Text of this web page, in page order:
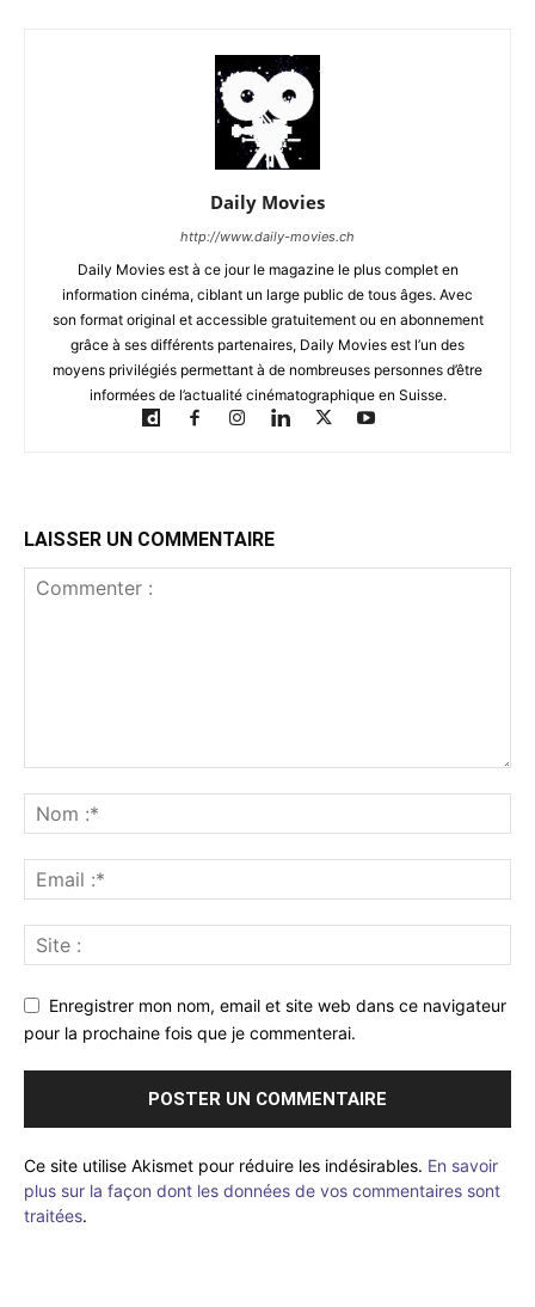
Daily Movies
http://www.daily-movies.ch
Daily Movies est à ce jour le magazine le plus complet en
information cinéma, ciblant un large public de tous âges. Avec
son format original et accessible gratuitement ou en abonnement
grâce à ses différents partenaires, Daily Movies est l’un des
moyens privilégiés permettant à de nombreuses personnes d’être
informées de l’actualité cinématographique en Suisse.
LAISSER UN COMMENTAIRE
Enregistrer mon nom, email et site web dans ce navigateur
pour la prochaine fois que je commenterai.
Ce site utilise Akismet pour réduire les indésirables. En savoir
plus sur la façon dont les données de vos commentaires sont
traitées.